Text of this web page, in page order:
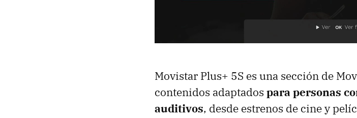
Movistar Plus+ 5S es una sección de
contenidos adaptados para personas
auditivos, desde estrenos de cine y